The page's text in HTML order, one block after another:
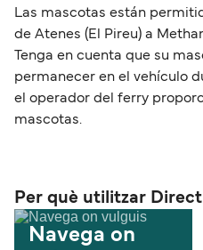
Las mascotas están
de Atenes (El Pireu) a
Tenga en cuenta que su
permanecer en el vehículo
el operador del ferry
mascotas.
Per què utilitzar
Navega on